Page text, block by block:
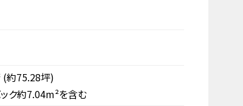
(約75.28坪)
ク約7.04m²を含む